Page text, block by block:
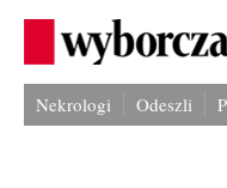
Nekrologi Odeszli